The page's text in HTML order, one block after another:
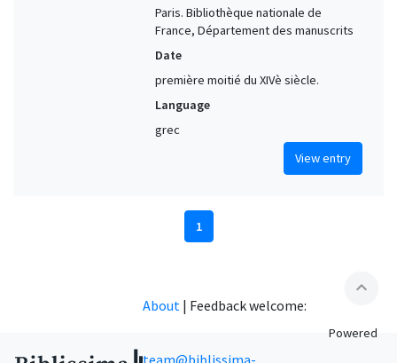
Paris. Bibliothèque nationale de
France, Département des manuscrits
Date
première moitié du XIVè siècle.
Language
grec
View entry
1
expand_less
About | Feedback welcome:
team@biblissima-
Powered